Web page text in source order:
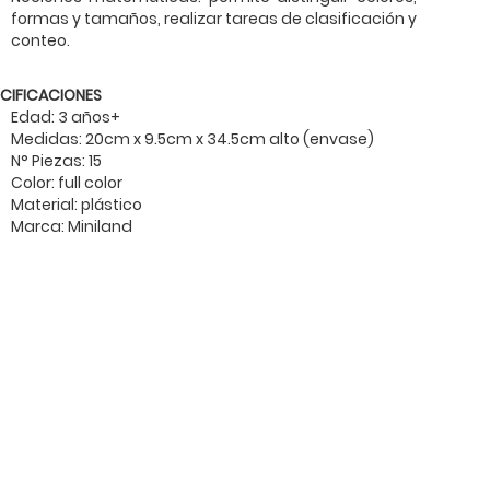
formas y tamaños, realizar tareas de clasificación y
conteo.
Edad: 3 años+
Medidas: 20cm x 9.5cm x 34.5cm alto (envase)
N° Piezas: 15
Color: full color
Material: plástico
Marca: Miniland